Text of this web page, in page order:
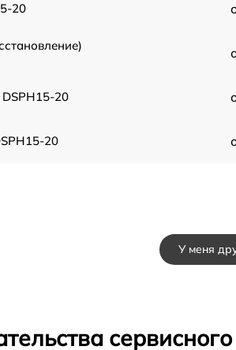
20
20
20
У меня